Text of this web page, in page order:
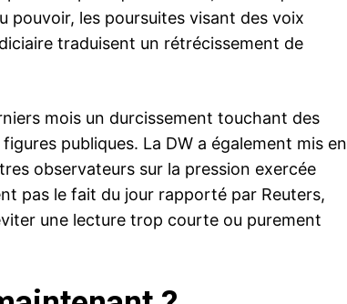
les poursuites visant des voix
traduisent un rétrécissement de
mois un durcissement touchant des
publiques. La DW a également mis en
observateurs sur la pression exercée
pas le fait du jour rapporté par Reuters,
une lecture trop courte ou purement